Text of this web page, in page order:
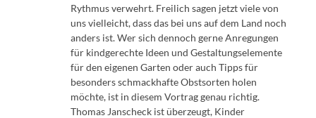
Rythmus verwehrt. Freilich sagen jetzt viele von
uns vielleicht, dass das bei uns auf dem Land noch
anders ist. Wer sich dennoch gerne Anregungen
für kindgerechte Ideen und Gestaltungselemente
für den eigenen Garten oder auch Tipps für
besonders schmackhafte Obstsorten holen
möchte, ist in diesem Vortrag genau richtig.
Thomas Janscheck ist überzeugt, Kinder